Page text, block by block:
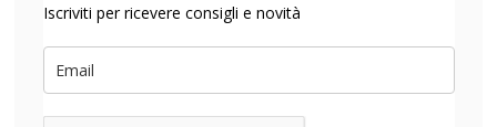
Iscriviti per ricevere consigli e novità